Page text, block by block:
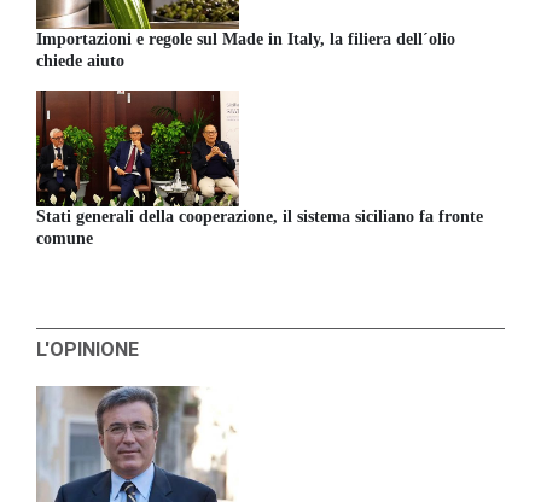
Importazioni e regole sul Made in Italy, la filiera dell´olio
chiede aiuto
Stati generali della cooperazione, il sistema siciliano fa fronte
comune
L'OPINIONE